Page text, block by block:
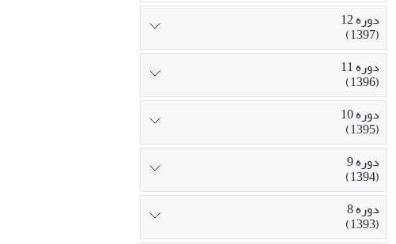
دوره 12
(1397)
دوره 11
(1396)
دوره 10
(1395)
دوره 9
(1394)
دوره 8
(1393)